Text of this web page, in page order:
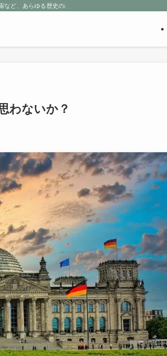
ど、あらゆる歴史の産物に包まれる魅惑の世界を探求し
わないか？